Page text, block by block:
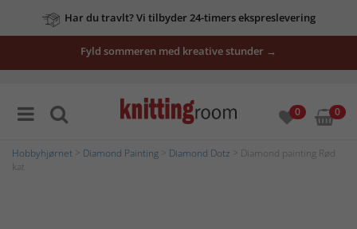
Har du travlt? Vi tilbyder 24-timers ekspreslevering
Fyld sommeren med kreative stunder →
0 0
Hobbyhjørnet Diamond Painting Diamond Dotz > Diamond painting Rød
kat